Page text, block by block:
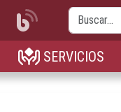
pestaña
abre en nueva pestaña
abre en nueva pestaña
Blog, abre en nueva
Buscar
SERVICIOS